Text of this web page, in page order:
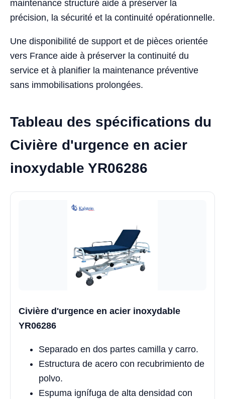
maintenance structuré aide à préserver la
précision, la sécurité et la continuité opérationnelle.
Une disponibilité de support et de pièces orientée
vers France aide à préserver la continuité du
service et à planifier la maintenance préventive
sans immobilisations prolongées.
Tableau des spécifications du
Civière d'urgence en acier
inoxydable YR06286
Civière d'urgence en acier inoxydable
YR06286
Separado en dos partes camilla y carro.
Estructura de acero con recubrimiento de
polvo.
Espuma ignífuga de alta densidad con